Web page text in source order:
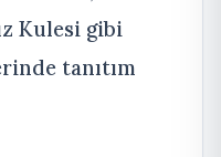
Kulesi gibi
tanıtım